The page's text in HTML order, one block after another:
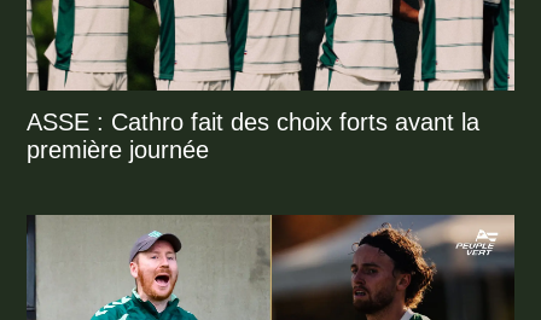
ASSE : Cathro fait des choix forts avant la
première journée